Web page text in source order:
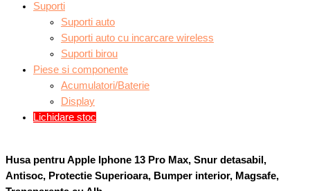
Suporti
Suporti auto
Suporti auto cu incarcare wireless
Suporti birou
Piese si componente
Acumulatori/Baterie
Display
Lichidare stoc
Husa pentru Apple Iphone 13 Pro Max, Snur detasabil,
Antisoc, Protectie Superioara, Bumper interior, Magsafe,